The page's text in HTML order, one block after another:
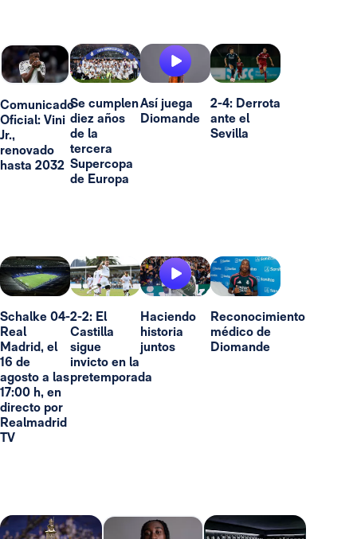
Comunicado
Oficial: Vini
Jr.,
renovado
hasta 2032
Se cumplen
diez años
de la
tercera
Supercopa
de Europa
Así juega
Diomande
2-4: Derrota
ante el
Sevilla
Schalke 04-
Real
Madrid, el
16 de
agosto a las
17:00 h, en
directo por
Realmadrid
TV
2-2: El
Castilla
sigue
invicto en la
pretemporada
Haciendo
historia
juntos
Reconocimiento
médico de
Diomande